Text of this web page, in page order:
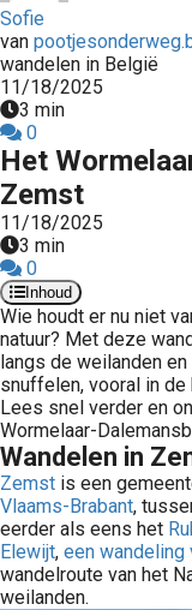
Sofie
van
wandelen in België
11/18/2025
3 min
0
Het
Zemst
11/18/2025
3 min
0
Inhoud
Wie houdt er nu niet
natuur? Met deze
langs de weilanden
snuffelen, vooral in
Lees snel verder en
Wormelaar-
Wandelen in
Zemst is een
Vlaams-Brabant,
eerder als eens het
Elewijt, een wandeling
wandelroute van het
weilanden.